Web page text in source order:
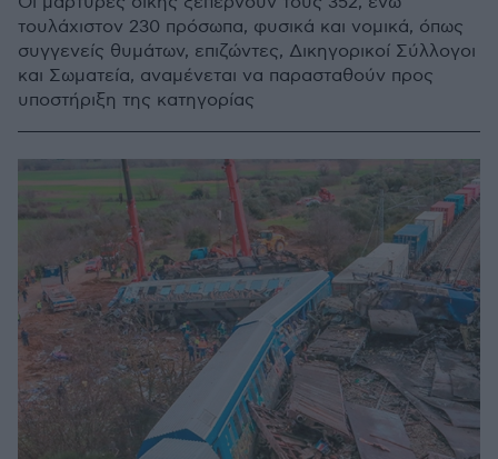
τουλάχιστον 230 πρόσωπα, φυσικά και νομικά, όπως
συγγενείς θυμάτων, επιζώντες, Δικηγορικοί Σύλλογοι
και Σωματεία, αναμένεται να παρασταθούν προς
υποστήριξη της κατηγορίας